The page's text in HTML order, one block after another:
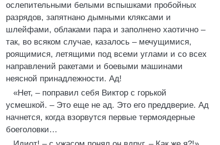
ослепительными белыми вспышками пробойных
разрядов, запятнано дымными кляксами и
шлейфами, облаками пара и заполнено хаотично –
так, во всяком случае, казалось – мечущимися,
роящимися, летящими под всеми углами и со всех
направлений ракетами и боевыми машинами
неясной принадлежности. Ад!
«Нет, – поправил себя Виктор с горькой
усмешкой. – Это еще не ад. Это его преддверие. Ад
начнется, когда взорвутся первые термоядерные
боеголовки…